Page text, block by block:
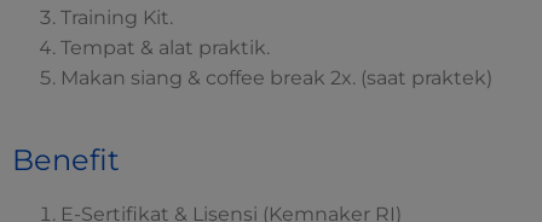
Training Kit.
Tempat & alat praktik.
Makan siang & coffee break 2x. (saat praktek)
Benefit
E-Sertifikat & Lisensi (Kemnaker RI)